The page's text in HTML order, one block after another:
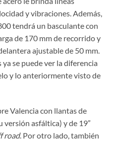
y vibraciones. Además,
tendrá un basculante con
de 170 mm de recorrido y
ajustable de 50 mm.
se puede ver la diferencia
y lo anteriormente visto de
Valencia con llantas de
versión asfáltica) y de 19”
road. Por otro lado, también